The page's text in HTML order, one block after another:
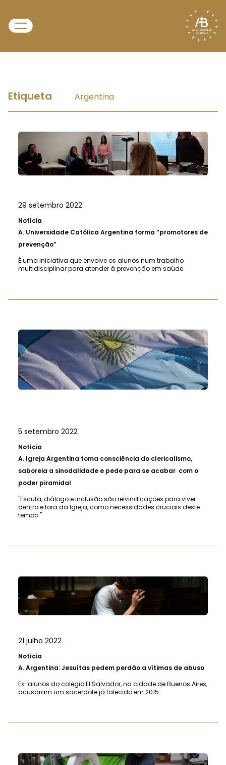
Etiqueta Argentina
29 setembro 2022
Notícia
A. Universidade Católica Argentina forma “promotores de
prevenção”
É uma iniciativa que envolve os alunos num trabalho
multidisciplinar para atender à prevenção em saúde.
5 setembro 2022
Notícia
A. Igreja Argentina toma consciência do clericalismo,
saboreia a sinodalidade e pede para se acabar com o
poder piramidal
"Escuta, diálogo e inclusão são reivindicações para viver
dentro e fora da Igreja, como necessidades cruciais deste
tempo."
21 julho 2022
Notícia
A.Argentina: Jesuítas pedem perdão a vítimas de abuso
Ex-alunos do colégio El Salvador, na cidade de Buenos Aires,
acusaram um sacerdote já falecido em 2015.